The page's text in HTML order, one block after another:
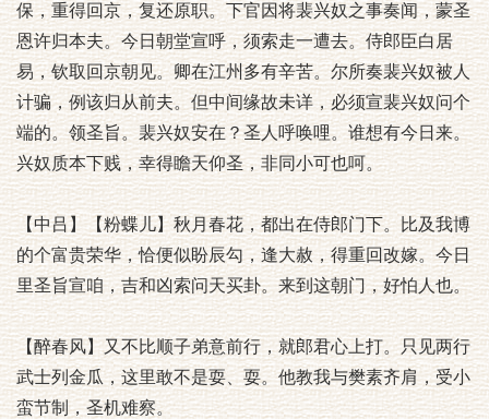
保，重得回京，复还原职。下官因将裴兴奴之事奏闻，蒙圣
恩许归本夫。今日朝堂宣呼，须索走一遭去。侍郎臣白居
易，钦取回京朝见。卿在江州多有辛苦。尔所奏裴兴奴被人
计骗，例该归从前夫。但中间缘故未详，必须宣裴兴奴问个
端的。领圣旨。裴兴奴安在？圣人呼唤哩。谁想有今日来。
兴奴质本下贱，幸得瞻天仰圣，非同小可也呵。
【中吕】【粉蝶儿】秋月春花，都出在侍郎门下。比及我博
的个富贵荣华，恰便似盼辰勾，逢大赦，得重回改嫁。今日
里圣旨宣咱，吉和凶索问天买卦。来到这朝门，好怕人也。
【醉春风】又不比顺子弟意前行，就郎君心上打。只见两行
武士列金瓜，这里敢不是耍、耍。他教我与樊素齐肩，受小
蛮节制，圣机难察。